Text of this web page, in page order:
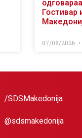
Гостивар
07/08/2026
/SDSMakedonija
@sdsmakedonija